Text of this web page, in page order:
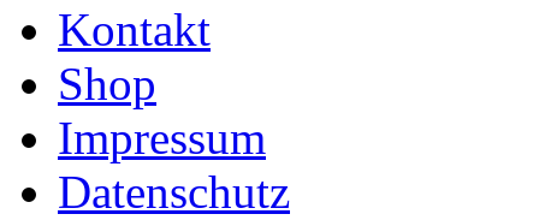
Kontakt
Shop
Impressum
Datenschutz